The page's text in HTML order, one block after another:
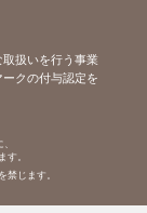
扱いを行う事業
クの付与認定を
す。
禁じます。